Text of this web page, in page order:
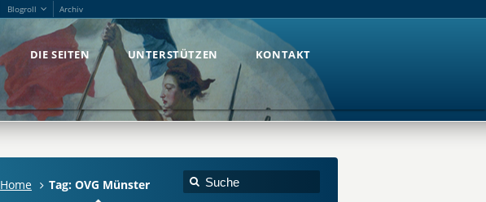
Blogroll Archiv
DIE SEITEN UNTERSTÜTZEN KONTAKT
Home Tag: OVG Münster
Blogroll Archiv
DIE SEITEN UNTERSTÜTZEN KONTAKT